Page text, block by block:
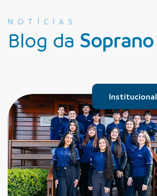
NOTÍCIAS
Blog da Soprano
Institucional